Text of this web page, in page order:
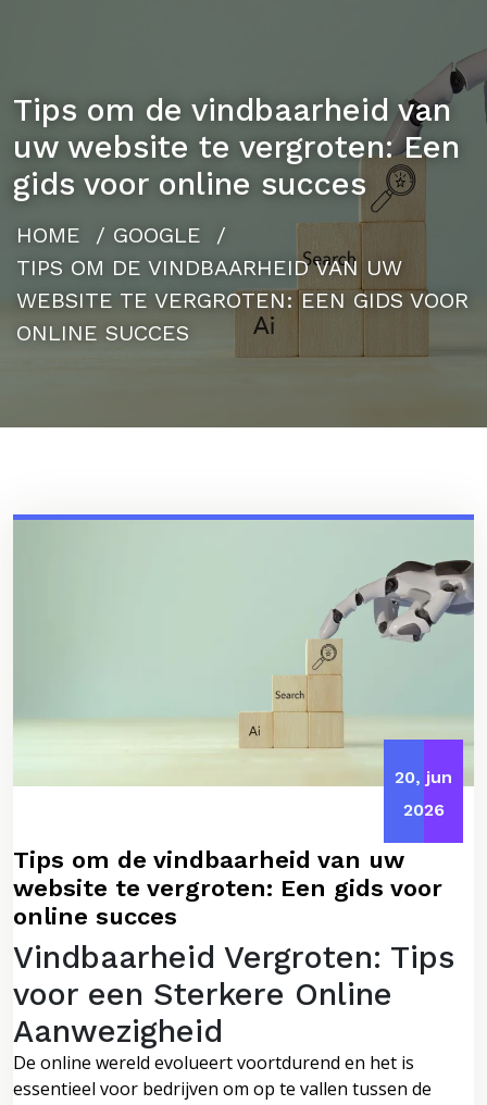
Tips om de vindbaarheid van
uw website te vergroten: Een
gids voor online succes
HOME / GOOGLE /
TIPS OM DE VINDBAARHEID VAN UW
WEBSITE TE VERGROTEN: EEN GIDS VOOR
ONLINE SUCCES
20, jun
2026
Tips om de vindbaarheid van uw
website te vergroten: Een gids voor
online succes
Vindbaarheid Vergroten: Tips
voor een Sterkere Online
Aanwezigheid
De online wereld evolueert voortdurend en het is
essentieel voor bedrijven om op te vallen tussen de